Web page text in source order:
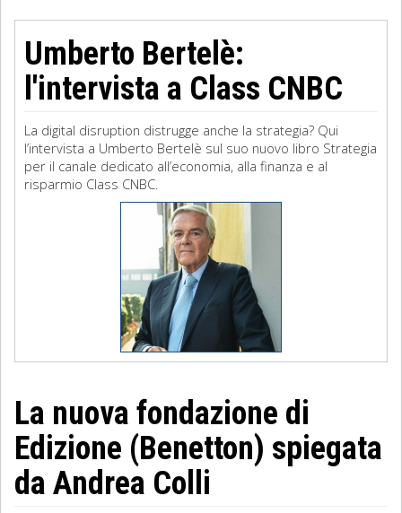
Umberto Bertelè:
l'intervista a Class CNBC
La digital disruption distrugge anche la strategia? Qui
l’intervista a Umberto Bertelè sul suo nuovo libro Strategia
per il canale dedicato all’economia, alla finanza e al
risparmio Class CNBC.
La nuova fondazione di
Edizione (Benetton) spiegata
da Andrea Colli